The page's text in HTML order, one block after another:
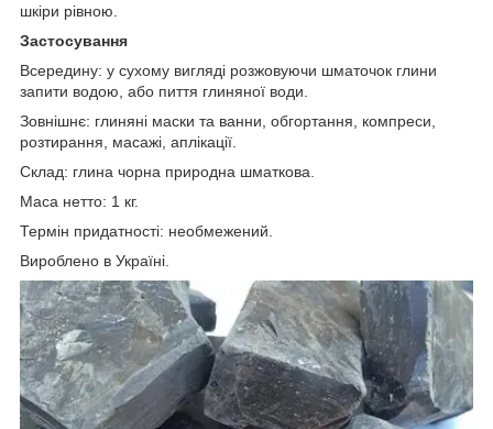
шкіри рівною.
Застосування
Всередину: у сухому вигляді розжовуючи шматочок глини
запити водою, або пиття глиняної води.
Зовнішнє: глиняні маски та ванни, обгортання, компреси,
розтирання, масажі, аплікації.
Склад: глина чорна природна шматкова.
Маса нетто: 1 кг.
Термін придатності: необмежений.
Вироблено в Україні.